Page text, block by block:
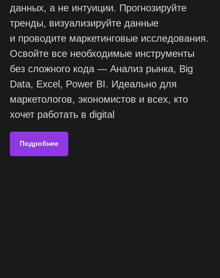
данных, а не интуиции. Прогнозируйте
тренды, визуализируйте данные
и проводите маркетинговые исследования.
Освойте все необходимые инструменты
без сложного кода — Анализ рынка, Big
Data, Excel, Power BI. Идеально для
маркетологов, экономистов и всех, кто
хочет работать в digital
Подробнее